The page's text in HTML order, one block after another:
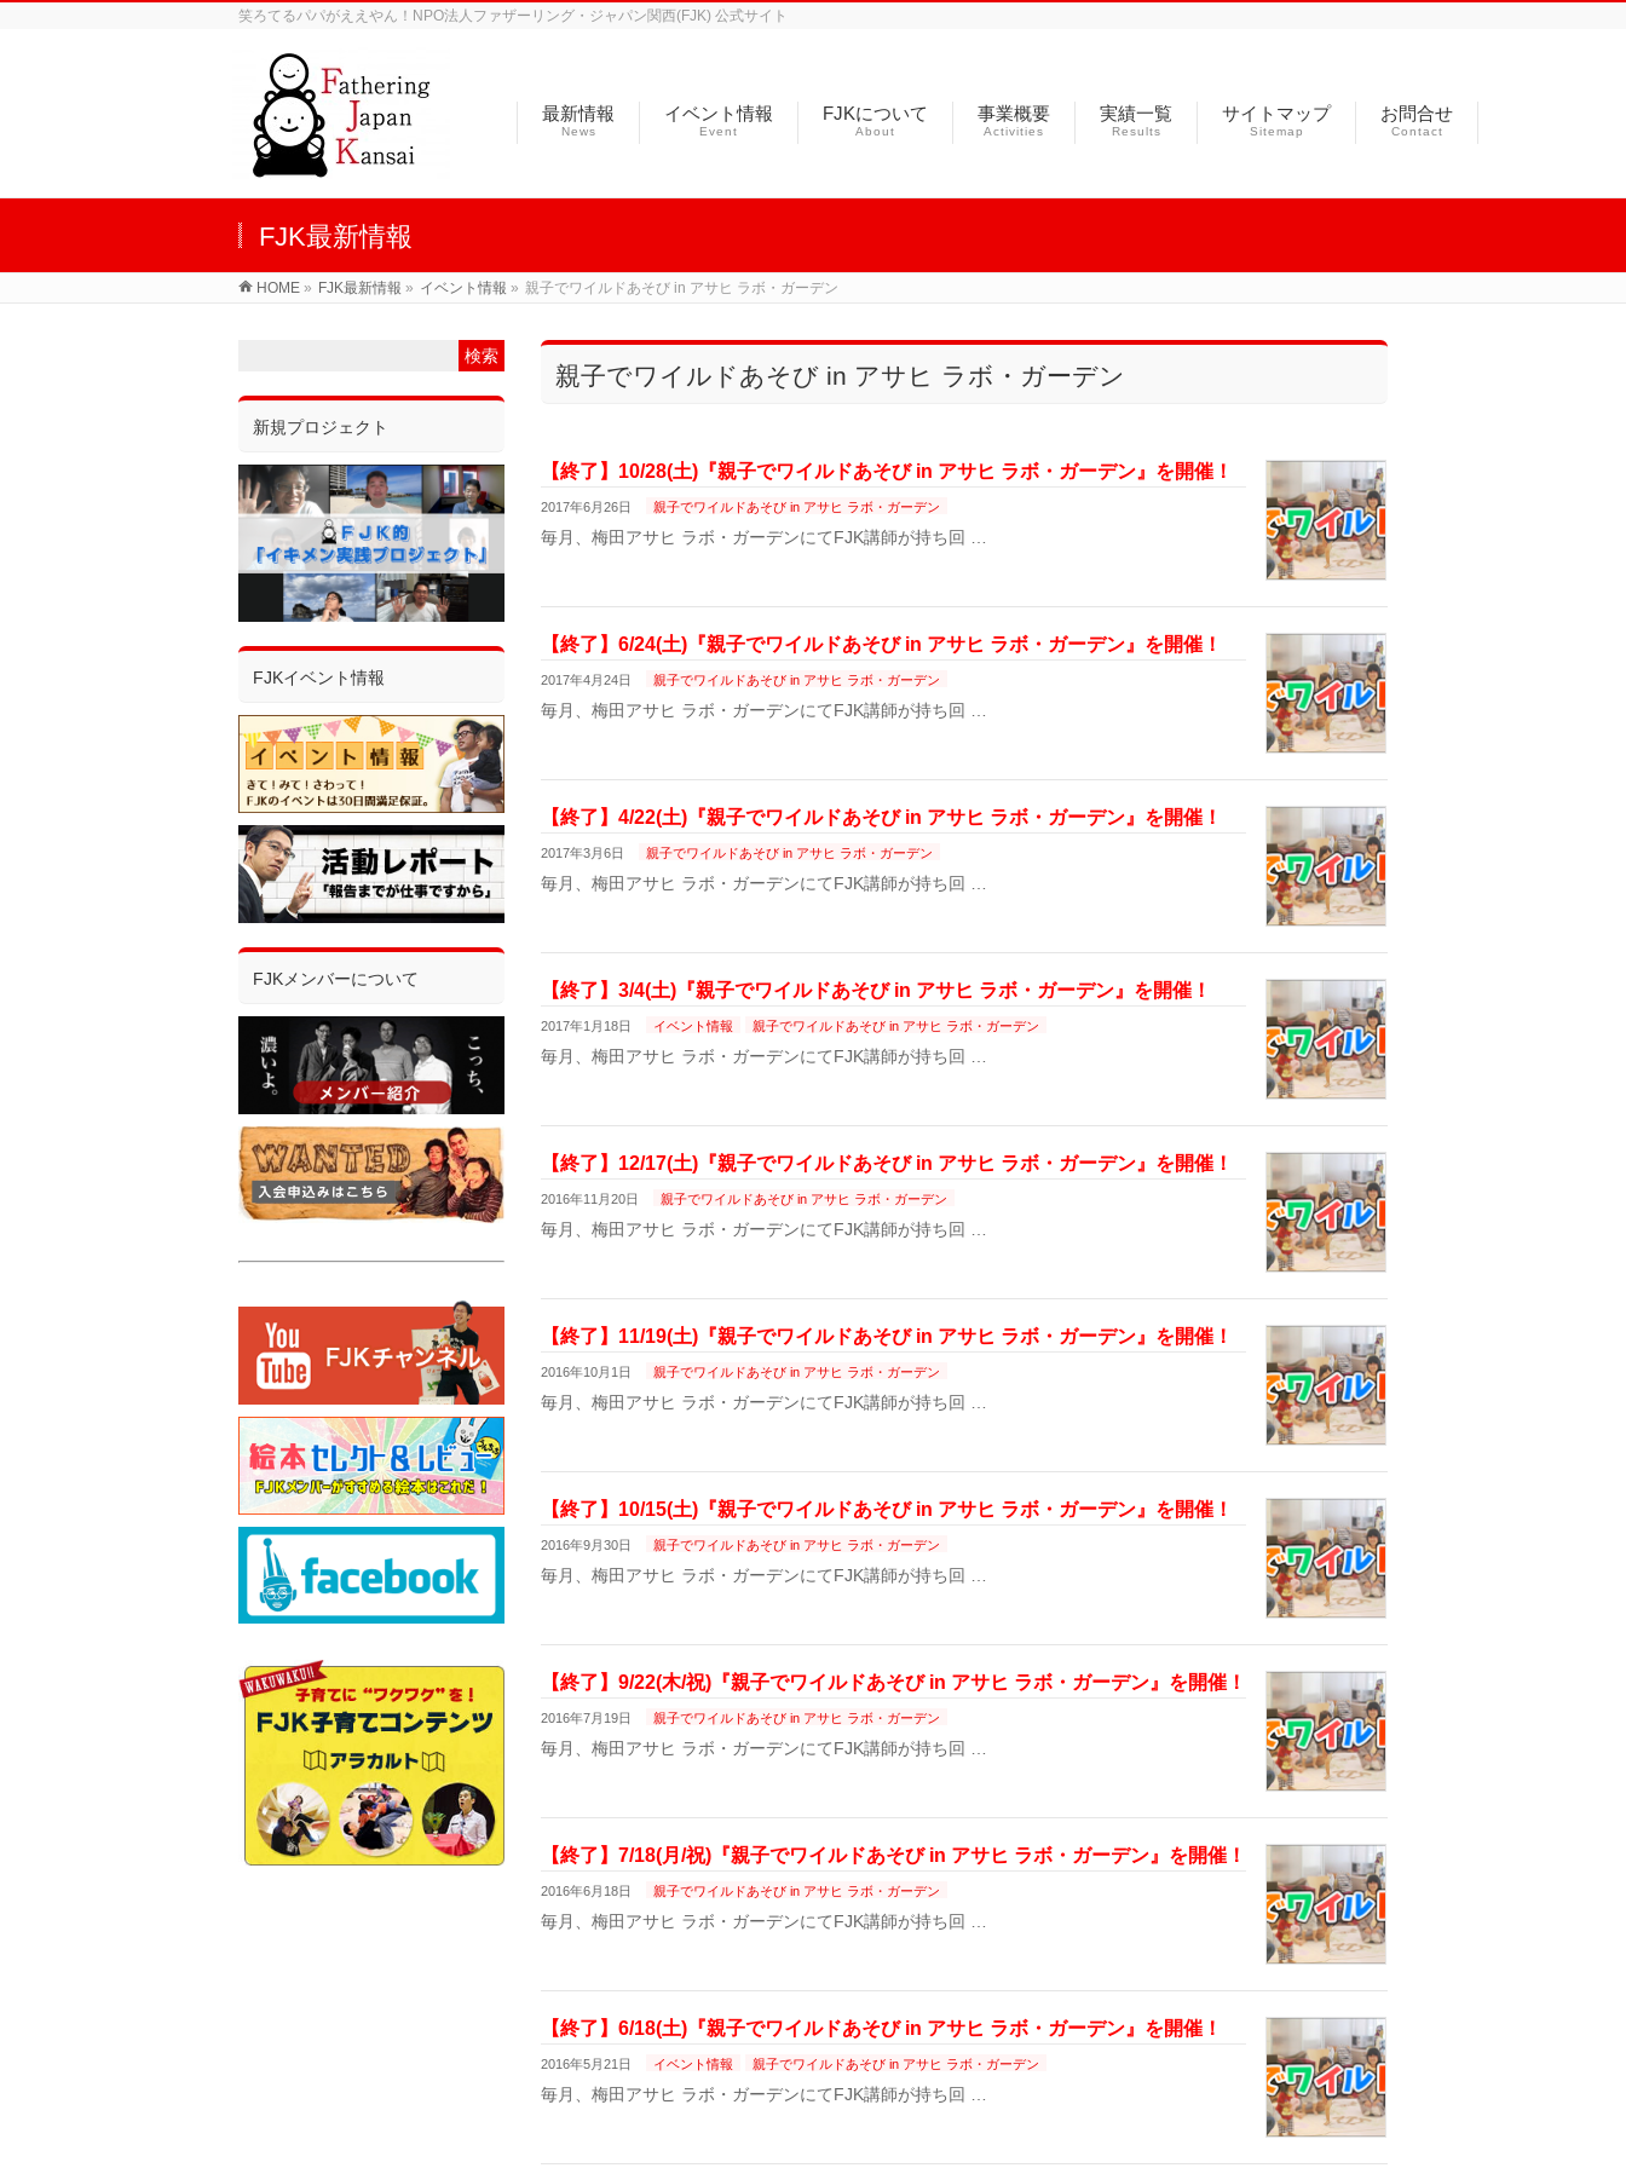
笑ろてるパパがええやん！NPO法人ファザーリング・ジャパン関西(FJK) 公式サイト
最新情報
News
イベント情報
Event
FJKについて
About
事業概要
Activities
実績一覧
Results
サイトマップ
Sitemap
お問合せ
Contact
FJK最新情報
HOME » FJK最新情報 » イベント情報 » 親子でワイルドあそび in アサヒ ラボ・ガーデン
親子でワイルドあそび in アサヒ ラボ・ガーデン
【終了】10/28(土)『親子でワイルドあそび in アサヒ ラボ・ガーデン』を開催！
2017年6月26日 親子でワイルドあそび in アサヒ ラボ・ガーデン
毎月、梅田アサヒ ラボ・ガーデンにてFJK講師が持ち回 …
【終了】6/24(土)『親子でワイルドあそび in アサヒ ラボ・ガーデン』を開催！
2017年4月24日 親子でワイルドあそび in アサヒ ラボ・ガーデン
毎月、梅田アサヒ ラボ・ガーデンにてFJK講師が持ち回 …
【終了】4/22(土)『親子でワイルドあそび in アサヒ ラボ・ガーデン』を開催！
2017年3月6日 親子でワイルドあそび in アサヒ ラボ・ガーデン
毎月、梅田アサヒ ラボ・ガーデンにてFJK講師が持ち回 …
【終了】3/4(土)『親子でワイルドあそび in アサヒ ラボ・ガーデン』を開催！
2017年1月18日 イベント情報 親子でワイルドあそび in アサヒ ラボ・ガーデン
毎月、梅田アサヒ ラボ・ガーデンにてFJK講師が持ち回 …
【終了】12/17(土)『親子でワイルドあそび in アサヒ ラボ・ガーデン』を開催！
2016年11月20日 親子でワイルドあそび in アサヒ ラボ・ガーデン
毎月、梅田アサヒ ラボ・ガーデンにてFJK講師が持ち回 …
【終了】11/19(土)『親子でワイルドあそび in アサヒ ラボ・ガーデン』を開催！
2016年10月1日 親子でワイルドあそび in アサヒ ラボ・ガーデン
毎月、梅田アサヒ ラボ・ガーデンにてFJK講師が持ち回 …
【終了】10/15(土)『親子でワイルドあそび in アサヒ ラボ・ガーデン』を開催！
2016年9月30日 親子でワイルドあそび in アサヒ ラボ・ガーデン
毎月、梅田アサヒ ラボ・ガーデンにてFJK講師が持ち回 …
【終了】9/22(木/祝)『親子でワイルドあそび in アサヒ ラボ・ガーデン』を開催！
2016年7月19日 親子でワイルドあそび in アサヒ ラボ・ガーデン
毎月、梅田アサヒ ラボ・ガーデンにてFJK講師が持ち回 …
【終了】7/18(月/祝)『親子でワイルドあそび in アサヒ ラボ・ガーデン』を開催！
2016年6月18日 親子でワイルドあそび in アサヒ ラボ・ガーデン
毎月、梅田アサヒ ラボ・ガーデンにてFJK講師が持ち回 …
【終了】6/18(土)『親子でワイルドあそび in アサヒ ラボ・ガーデン』を開催！
2016年5月21日 イベント情報 親子でワイルドあそび in アサヒ ラボ・ガーデン
毎月、梅田アサヒ ラボ・ガーデンにてFJK講師が持ち回 …
新規プロジェクト
FJKイベント情報
FJKメンバーについて